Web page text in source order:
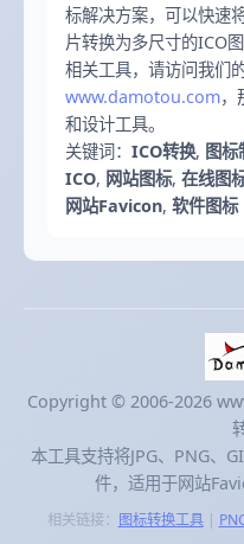
标解决方案，可以快速
片转换为多尺寸的ICO
相关工具，请访问我们
www.damotou.com，
和设计工具。
关键词： ICO转换, 图标
ICO, 网站图标, 在线图
网站Favicon, 软件图标
Copyright © 2006-2026
本工具支持将JPG、PNG、
件，适用于网站
相关链接： 图标转换工具|